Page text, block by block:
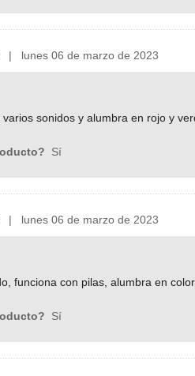
lunes 06 de marzo de 2023
sonidos y alumbra en rojo y
Sí
lunes 06 de marzo de 2023
funciona con pilas, alumbra en
Sí